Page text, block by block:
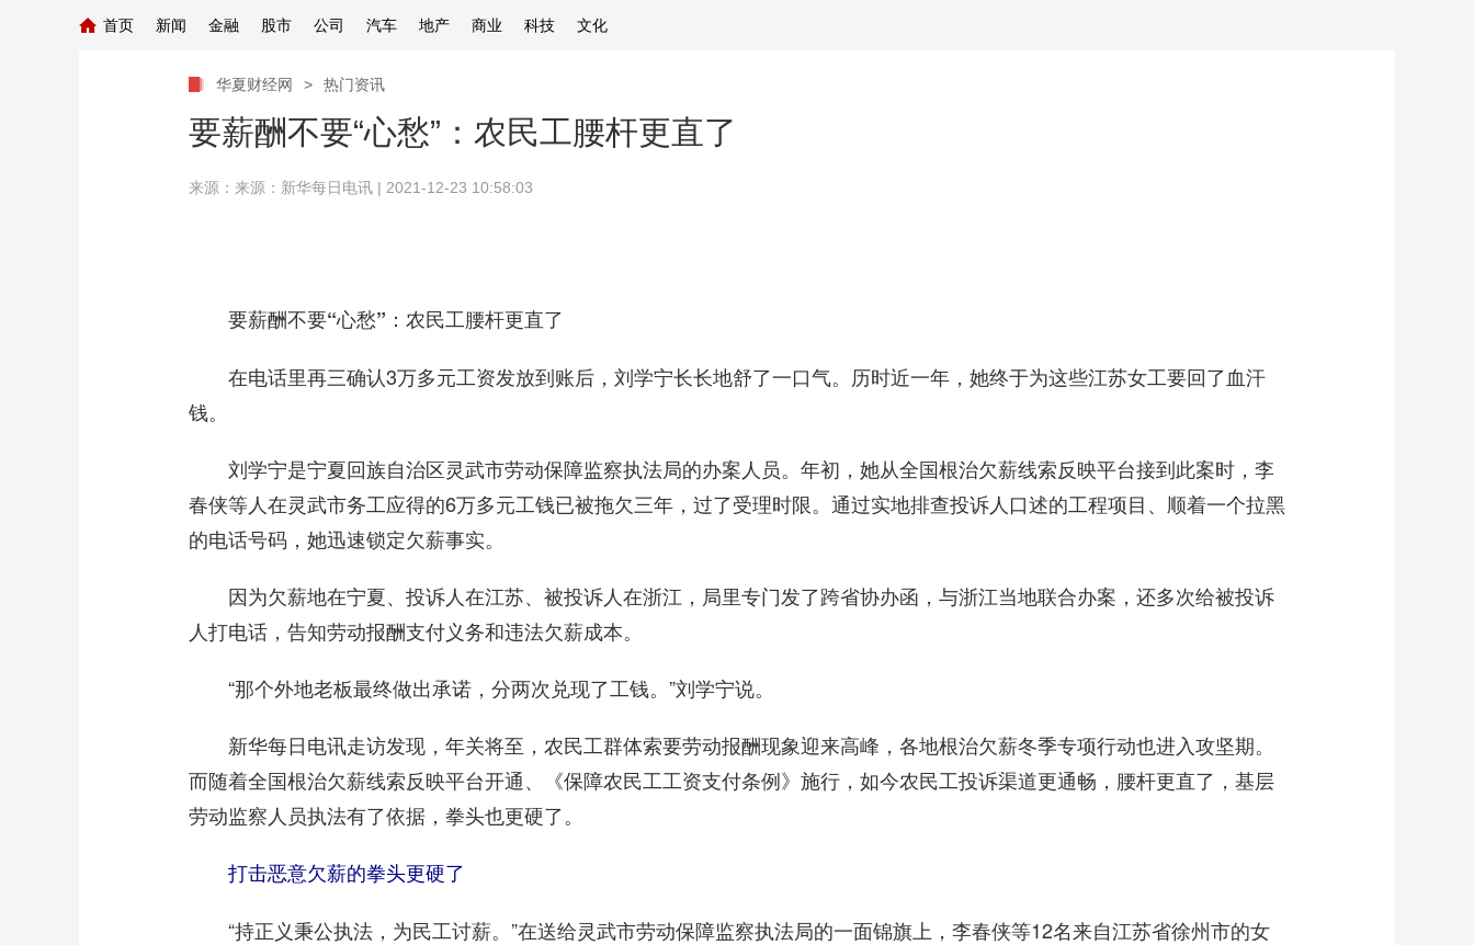
首页 新闻 金融 股市 公司 汽车 地产 商业 科技 文化
华夏财经网 > 热门资讯
要薪酬不要“心愁”：农民工腰杆更直了
来源： 来源：新华每日电讯 | 2021-12-23 10:58:03
要薪酬不要“心愁”：农民工腰杆更直了
在电话里再三确认3万多元工资发放到账后，刘学宁长长地舒了一口气。历时近一年，她终于为这些江苏女工要回了血汗
钱。
刘学宁是宁夏回族自治区灵武市劳动保障监察执法局的办案人员。年初，她从全国根治欠薪线索反映平台接到此案时，李
春侠等人在灵武市务工应得的6万多元工钱已被拖欠三年，过了受理时限。通过实地排查投诉人口述的工程项目、顺着一个拉黑
的电话号码，她迅速锁定欠薪事实。
因为欠薪地在宁夏、投诉人在江苏、被投诉人在浙江，局里专门发了跨省协办函，与浙江当地联合办案，还多次给被投诉
人打电话，告知劳动报酬支付义务和违法欠薪成本。
“那个外地老板最终做出承诺，分两次兑现了工钱。”刘学宁说。
新华每日电讯走访发现，年关将至，农民工群体索要劳动报酬现象迎来高峰，各地根治欠薪冬季专项行动也进入攻坚期。
而随着全国根治欠薪线索反映平台开通、《保障农民工工资支付条例》施行，如今农民工投诉渠道更通畅，腰杆更直了，基层
劳动监察人员执法有了依据，拳头也更硬了。
打击恶意欠薪的拳头更硬了
“持正义秉公执法，为民工讨薪。”在送给灵武市劳动保障监察执法局的一面锦旗上，李春侠等12名来自江苏省徐州市的女